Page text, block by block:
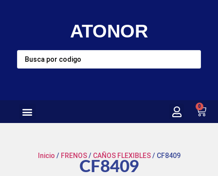
ATONOR
0
Inicio / FRENOS/ CAÑOS FLEXIBLES/ CF8409
CF8409